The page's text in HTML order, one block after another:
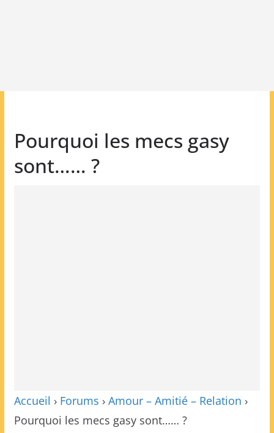
Pourquoi les mecs gasy
sont…… ?
Accueil › Forums › Amour – Amitié – Relation ›
Pourquoi les mecs gasy sont…… ?